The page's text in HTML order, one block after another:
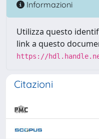
Informazioni
Utilizza questo
link a questo
https://
Citazioni